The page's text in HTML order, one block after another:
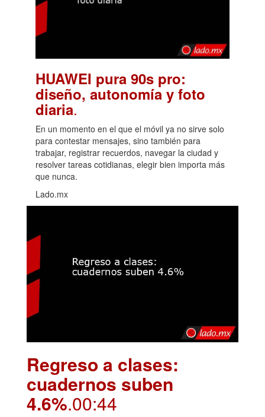
HUAWEI pura 90s pro:
diseño, autonomía y foto
diaria.
En un momento en el que el móvil ya no sirve solo
para contestar mensajes, sino también para
trabajar, registrar recuerdos, navegar la ciudad y
resolver tareas cotidianas, elegir bien importa más
que nunca.
Lado.mx
Regreso a clases:
cuadernos suben
4.6%.00:44